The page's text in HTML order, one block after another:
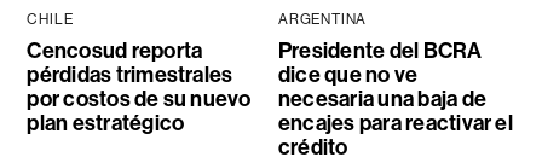
CHILE
Cencosud reporta
pérdidas trimestrales
por costos de su nuevo
plan estratégico
ARGENTINA
Presidente del BCRA
dice que no ve
necesaria una baja de
encajes para reactivar el
crédito